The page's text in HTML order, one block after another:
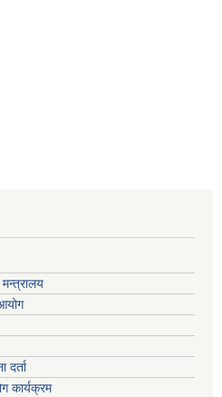
दर्ता
कार्यक्रम